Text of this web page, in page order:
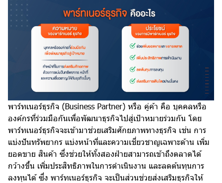
พาร์ทเนอร์ธุรกิจ (Business Partner) หรือ คู่ค้า คือ บุคคลหรือ
องค์กรที่ร่วมมือกันเพื่อพัฒนาธุรกิจไปสู่เป้าหมายร่วมกัน โดย
พาร์ทเนอร์ธุรกิจจะเข้ามาช่วยเสริมศักยภาพทางธุรกิจ เช่น การ
แบ่งปันทรัพยากร แบ่งหน้าที่และความเชี่ยวชาญเฉพาะด้าน เพิ่ม
ยอดขาย สินค้า ซึ่งช่วยให้ทั้งสองฝ่ายสามารถเข้าถึงตลาดได้
กว้างขึ้น เพิ่มประสิทธิภาพในการดำเนินงาน และลดต้นทุนการ
ลงทุนได้ ซึ่ง พาร์ทเนอร์ธุรกิจ จะเป็นส่วนช่วยส่งเสริมธุรกิจให้